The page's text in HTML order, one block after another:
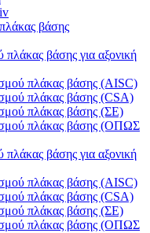
βάσης
βάσης για αξονική
πλάκας βάσης (AISC)
πλάκας βάσης (CSA)
πλάκας βάσης (ΣΕ)
πλάκας βάσης (ΟΠΩΣ
βάσης για αξονική
πλάκας βάσης (AISC)
πλάκας βάσης (CSA)
πλάκας βάσης (ΣΕ)
πλάκας βάσης (ΟΠΩΣ